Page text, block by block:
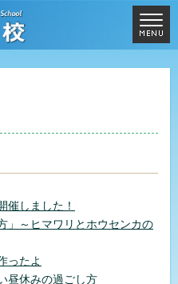
催しました！
～ヒマワリとホウセンカの
ったよ
昼休みの過ごし方